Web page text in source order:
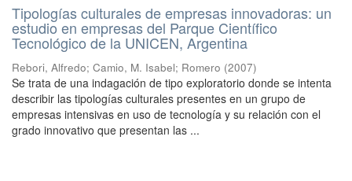
Tipologías culturales de empresas innovadoras: un
estudio en empresas del Parque Científico
Tecnológico de la UNICEN, Argentina
Rebori, Alfredo; Camio, M. Isabel; Romero (2007)
Se trata de una indagación de tipo exploratorio donde se intenta
describir las tipologías culturales presentes en un grupo de
empresas intensivas en uso de tecnología y su relación con el
grado innovativo que presentan las ...